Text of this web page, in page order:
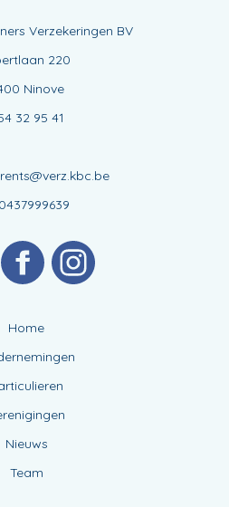
Verzekeringen BV
220
Ninove
32 95 41
Home
Nieuws
Team